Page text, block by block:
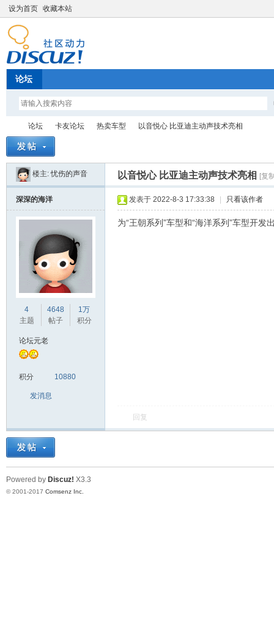
设为首页 收藏本站
论坛
»
论坛
›
卡友论坛
›
热卖车型
›
以音悦心 比亚迪主动声技术亮相
楼主:忧伤的声音 以音悦心 比亚迪主动声技术亮相 [复
深深的海洋
4
主题
4648
帖子
1万
积分
论坛元老
积分 10880
发消息
发表于 2022-8-3 17:33:38 只看该作者
为“王朝系列”车型和“海洋系列”车型开发
回复
Powered by Discuz! X3.3
© 2001-2017 Comsenz Inc.